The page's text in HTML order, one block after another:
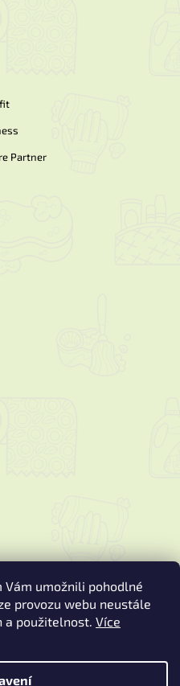
Vám umožnili pohodlné
provozu webu neustále
a použitelnost. Více
Partner